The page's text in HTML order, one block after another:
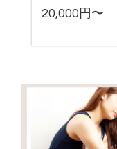
20,000円〜